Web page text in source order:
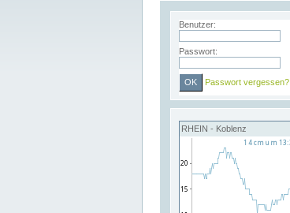
Benutzer:
Passwort:
Passwort vergessen?
RHEIN - Koblenz